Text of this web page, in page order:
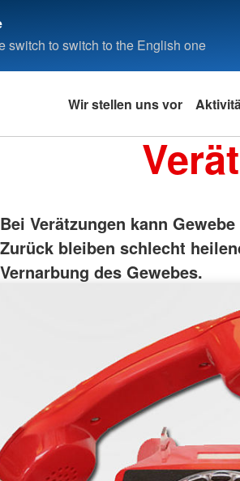
switch to switch to the English one
Wir stellen uns vor
Bei Verätzungen kann
Zurück bleiben schlecht
Vernarbung des Gewebes.